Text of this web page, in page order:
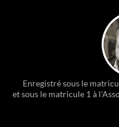
Enregistré sous le
et sous le matricule 1 à